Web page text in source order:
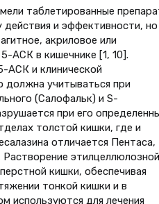
таблетированные
и эффективности, но
акриловое или
АСК в кишечнике [1, 10].
АСК и клинической
должна учитываться при
(Салофальк) и S-
при его
толстой кишки, где и
отличается Пентаса,
этилцеллюлозной
кишки, обеспечивая
тонкой кишки и в
используются для лечения